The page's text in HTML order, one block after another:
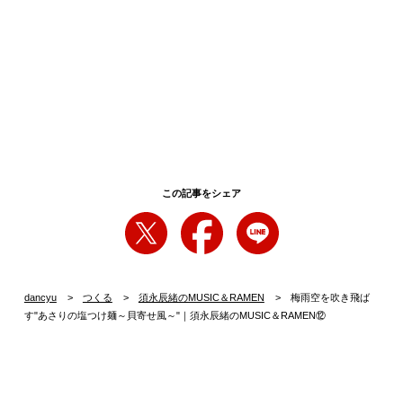
この記事をシェア
dancyu つくる 須永辰緒のMUSIC＆RAMEN
梅雨空を吹き飛ば
す"あさりの塩つけ麺～貝寄せ風～"｜須永辰緒のMUSIC＆RAMEN⑫